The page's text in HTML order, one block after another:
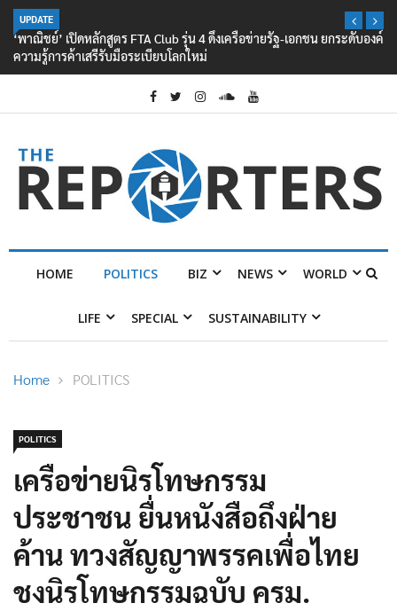
UPDATE
‘พาณิชย์’ เปิดหลักสูตร FTA Club รุ่น 4 ดึงเครือข่ายรัฐ-เอกชน ยกระดับองค์
ความรู้การค้าเสรีรับมือระเบียบโลกใหม่
HOME POLITICS BIZ NEWS WORLD
LIFE SPECIAL SUSTAINABILITY
Home POLITICS
POLITICS
เครือข่ายนิรโทษกรรม
ประชาชน ยื่นหนังสือถึงฝ่าย
ค้าน ทวงสัญญาพรรคเพื่อไทย
ชงนิรโทษกรรมฉบับ ครม.